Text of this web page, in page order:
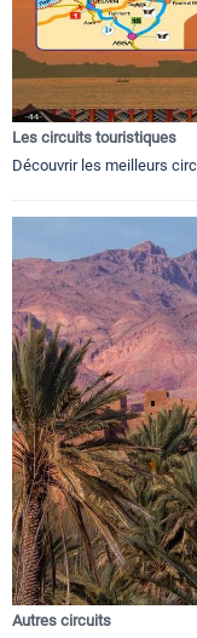
Les circuits touristiques
Découvrir les meilleurs
Autres circuits